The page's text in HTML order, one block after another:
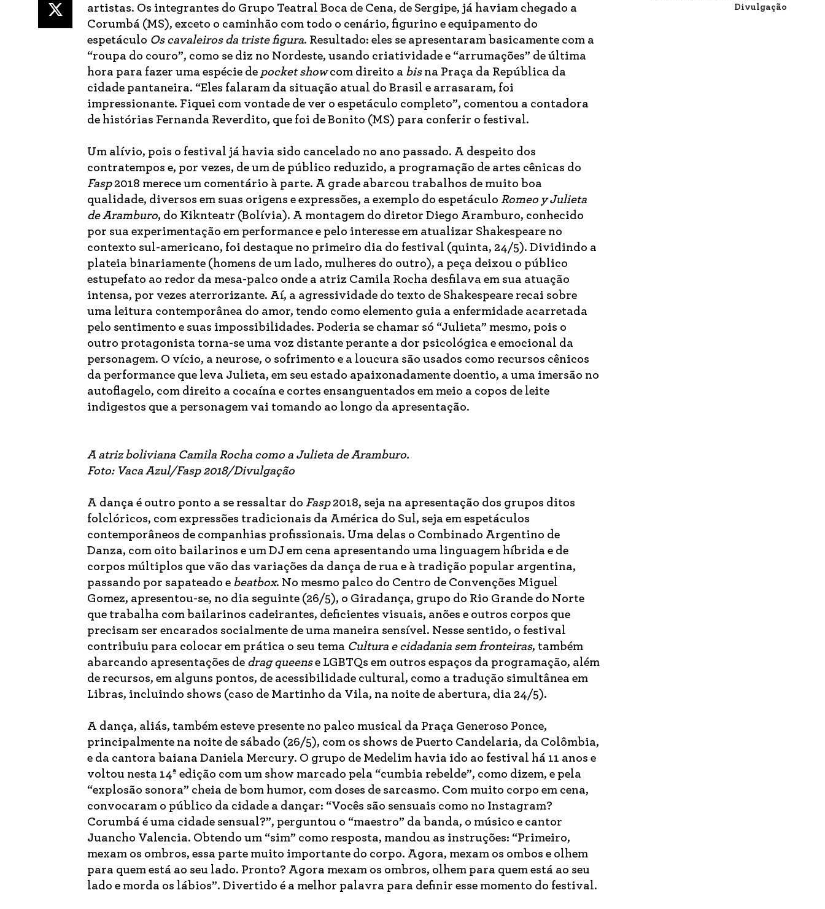
Divulgação
artistas. Os integrantes do Grupo Teatral Boca de Cena, de Sergipe, já haviam chegado a
Corumbá (MS), exceto o caminhão com todo o cenário, figurino e equipamento do
espetáculo Os cavaleiros da triste figura. Resultado: eles se apresentaram basicamente com a
“roupa do couro”, como se diz no Nordeste, usando criatividade e “arrumações” de última
hora para fazer uma espécie de pocket showcom direito a bisna Praça da República da
cidade pantaneira. “Eles falaram da situação atual do Brasil e arrasaram, foi
impressionante. Fiquei com vontade de ver o espetáculo completo”, comentou a contadora
de histórias Fernanda Reverdito, que foi de Bonito (MS) para conferir o festival.
Um alívio, pois o festival já havia sido cancelado no ano passado. A despeito dos
contratempos e, por vezes, de um de público reduzido, a programação de artes cênicas do
Fasp 2018 merece um comentário à parte. A grade abarcou trabalhos de muito boa
qualidade, diversos em suas origens e expressões, a exemplo do espetáculo Romeo y Julieta
de Aramburo, do Kiknteatr (Bolívia). A montagem do diretor Diego Aramburo, conhecido
por sua experimentação em performance e pelo interesse em atualizar Shakespeare no
contexto sul-americano, foi destaque no primeiro dia do festival (quinta, 24/5). Dividindo a
plateia binariamente (homens de um lado, mulheres do outro), a peça deixou o público
estupefato ao redor da mesa-palco onde a atriz Camila Rocha desfilava em sua atuação
intensa, por vezes aterrorizante. Aí, a agressividade do texto de Shakespeare recai sobre
uma leitura contemporânea do amor, tendo como elemento guia a enfermidade acarretada
pelo sentimento e suas impossibilidades. Poderia se chamar só “Julieta” mesmo, pois o
outro protagonista torna-se uma voz distante perante a dor psicológica e emocional da
personagem. O vício, a neurose, o sofrimento e a loucura são usados como recursos cênicos
da performance que leva Julieta, em seu estado apaixonadamente doentio, a uma imersão no
autoflagelo, com direito a cocaína e cortes ensanguentados em meio a copos de leite
indigestos que a personagem vai tomando ao longo da apresentação.
A atriz boliviana Camila Rocha como a Julieta de Aramburo.
Foto: Vaca Azul/Fasp 2018/Divulgação
A dança é outro ponto a se ressaltar do Fasp 2018, seja na apresentação dos grupos ditos
folclóricos, com expressões tradicionais da América do Sul, seja em espetáculos
contemporâneos de companhias profissionais. Uma delas o Combinado Argentino de
Danza, com oito bailarinos e um DJ em cena apresentando uma linguagem híbrida e de
corpos múltiplos que vão das variações da dança de rua e à tradição popular argentina,
passando por sapateado e beatbox. No mesmo palco do Centro de Convenções Miguel
Gomez, apresentou-se, no dia seguinte (26/5), o Giradança, grupo do Rio Grande do Norte
que trabalha com bailarinos cadeirantes, deficientes visuais, anões e outros corpos que
precisam ser encarados socialmente de uma maneira sensível. Nesse sentido, o festival
contribuiu para colocar em prática o seu tema Cultura e cidadania sem fronteiras, também
abarcando apresentações de drag queense LGBTQs em outros espaços da programação, além
de recursos, em alguns pontos, de acessibilidade cultural, como a tradução simultânea em
Libras, incluindo shows (caso de Martinho da Vila, na noite de abertura, dia 24/5).
A dança, aliás, também esteve presente no palco musical da Praça Generoso Ponce,
principalmente na noite de sábado (26/5), com os shows de Puerto Candelaria, da Colômbia,
e da cantora baiana Daniela Mercury. O grupo de Medelim havia ido ao festival há 11 anos e
voltou nesta 14ª edição com um show marcado pela “cumbia rebelde”, como dizem, e pela
“explosão sonora” cheia de bom humor, com doses de sarcasmo. Com muito corpo em cena,
convocaram o público da cidade a dançar: “Vocês são sensuais como no Instagram?
Corumbá é uma cidade sensual?”, perguntou o “maestro” da banda, o músico e cantor
Juancho Valencia. Obtendo um “sim” como resposta, mandou as instruções: “Primeiro,
mexam os ombros, essa parte muito importante do corpo. Agora, mexam os ombos e olhem
para quem está ao seu lado. Pronto? Agora mexam os ombros, olhem para quem está ao seu
lado e morda os lábios”. Divertido é a melhor palavra para definir esse momento do festival.